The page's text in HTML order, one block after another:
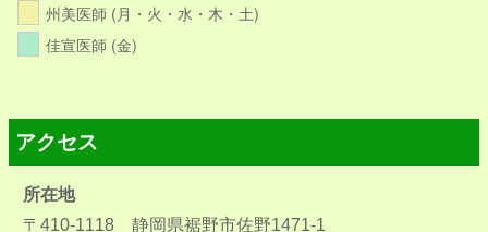
州美医師 (月・火・水・木・土)
佳宣医師 (金)
アクセス
所在地
〒410-1118 静岡県裾野市佐野1471-1